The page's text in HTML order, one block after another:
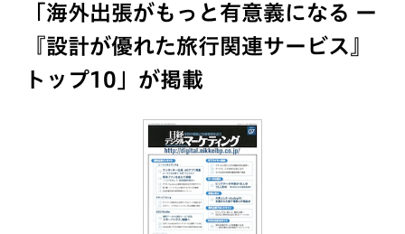
「海外出張がもっと有意義になる ー
『設計が優れた旅行関連サービス』
トップ10」が掲載